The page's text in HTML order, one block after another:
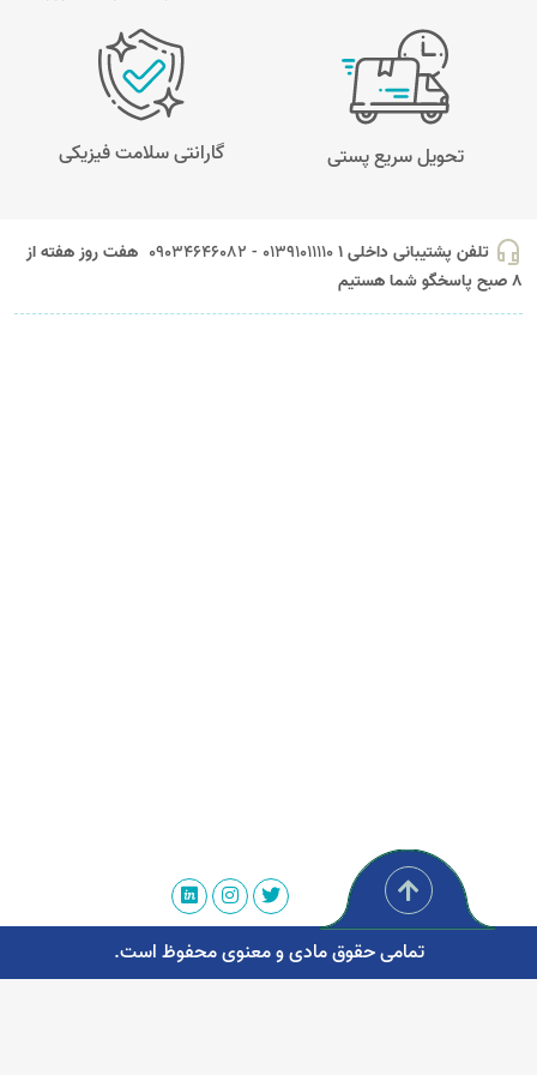
تحویل سریع پستی گارانتی سلامت فیزیکی
headset_mic تلفن پشتیبانی داخلی 1 01391011110 - 09034646082
هفت روز هفته از
8 صبح پاسخگو شما هستیم
تمامی حقوق مادی و معنوی محفوظ است.